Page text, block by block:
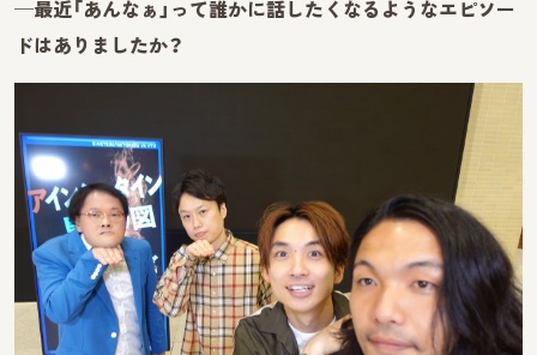
─最近「あんなぁ」って誰かに話したくなるようなエピソー
ドはありましたか？